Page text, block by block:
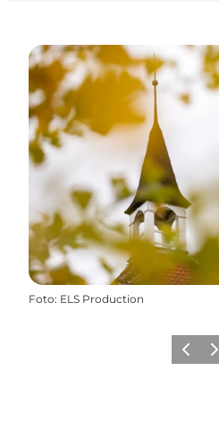
Foto: ELS Production
Zurück